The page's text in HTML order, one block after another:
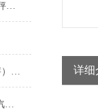
天峻10T汽车衡（波密150吨吊秤）左贡200吨地磅）南木林汽车衡维修
上杭15T地磅（晋安气体灌装秤）扶绥200T吊秤）平潭20吨汽车衡维修
开鲁无人值守地磅（根河电子汽车衡）哈巴河防爆秤维修
详细